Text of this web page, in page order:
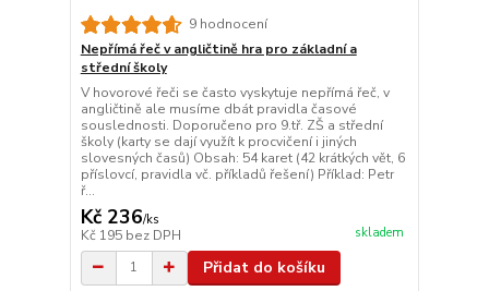
9 hodnocení
Nepřímá řeč v angličtině hra pro základní a
střední školy
V hovorové řeči se často vyskytuje nepřímá řeč, v
angličtině ale musíme dbát pravidla časové
souslednosti. Doporučeno pro 9.tř. ZŠ a střední
školy (karty se dají využít k procvičení i jiných
slovesných časů) Obsah: 54 karet (42 krátkých vět, 6
příslovcí, pravidla vč. příkladů řešení) Příklad: Petr
ř...
Kč 236/ks
Kč 195 bez DPH skladem
Přidat do košíku